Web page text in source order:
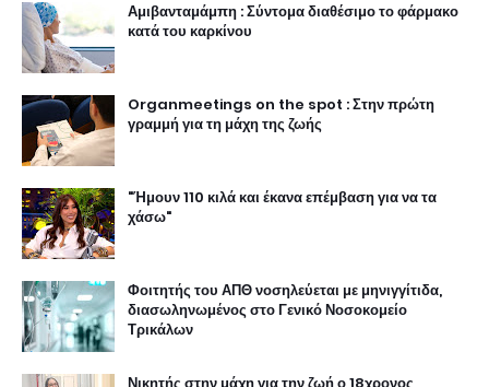
Αμιβανταμάμπη : Σύντομα διαθέσιμο το φάρμακο
κατά του καρκίνου
Organmeetings on the spot : Στην πρώτη
γραμμή για τη μάχη της ζωής
"Ήμουν 110 κιλά και έκανα επέμβαση για να τα
χάσω"
Φοιτητής του ΑΠΘ νοσηλεύεται με μηνιγγίτιδα,
διασωληνωμένος στο Γενικό Νοσοκομείο
Τρικάλων